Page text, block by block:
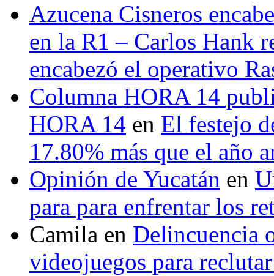
Azucena Cisneros
en la R1 – Carlos Hank
encabezó el operativo
Columna HORA 14
HORA 14 en El festejo
17.80% más que el año
Opinión de Yucatán en
para para enfrentar los
Camila en Delincuencia
videojuegos para